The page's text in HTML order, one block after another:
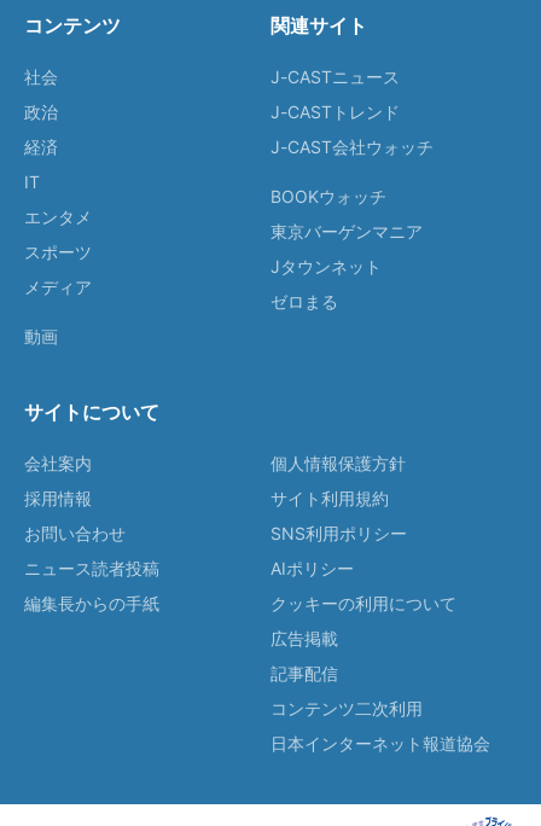
コンテンツ
社会
政治
経済
IT
エンタメ
スポーツ
メディア
動画
関連サイト
J-CASTニュース
J-CASTトレンド
J-CAST会社ウォッチ
BOOKウォッチ
東京バーゲンマニア
Jタウンネット
ゼロまる
サイトについて
会社案内
採用情報
お問い合わせ
ニュース読者投稿
編集長からの手紙
個人情報保護方針
サイト利用規約
SNS利用ポリシー
AIポリシー
クッキーの利用について
広告掲載
記事配信
コンテンツ二次利用
日本インターネット報道協会